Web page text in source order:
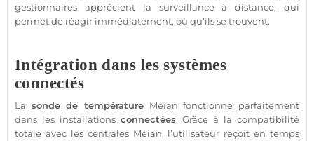
gestionnaires apprécient la surveillanceà distance, qui
permet de réagir immédiatement, où qu’ils se trouvent.
Intégration dans les systèmes
connectés
La sonde detempérature Meian fonctionne parfaitement
dans les installations connectées. Grâce à la compatibilité
totale avec les centrales Meian, l’utilisateur reçoit en temps